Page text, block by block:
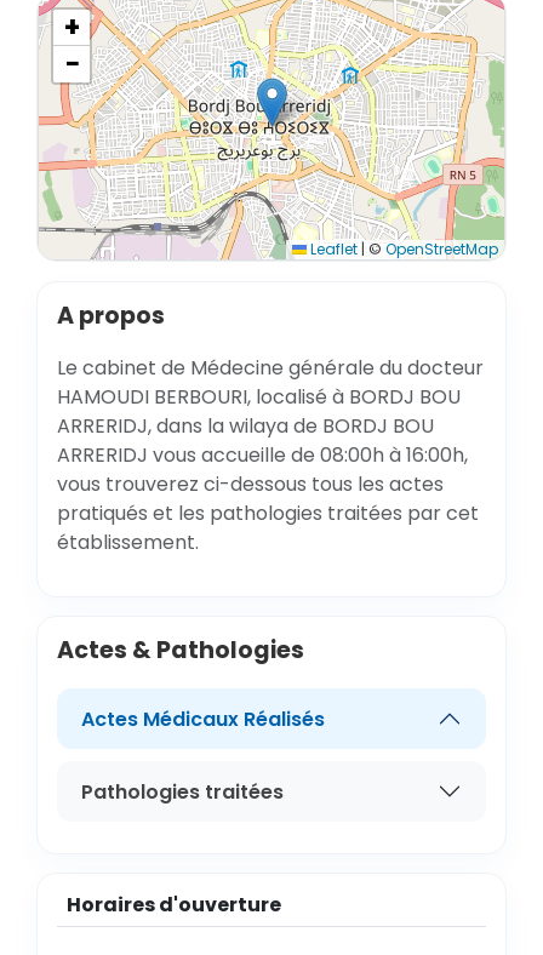
+
−
Leaflet | © OpenStreetMap
A propos
Le cabinet de Médecine générale du docteur
HAMOUDI BERBOURI, localisé à BORDJ BOU
ARRERIDJ, dans la wilaya de BORDJ BOU
ARRERIDJ vous accueille de 08:00h à 16:00h,
vous trouverez ci-dessous tous les actes
pratiqués et les pathologies traitées par cet
établissement.
Actes & Pathologies
Actes Médicaux Réalisés
Pathologies traitées
Horaires d'ouverture